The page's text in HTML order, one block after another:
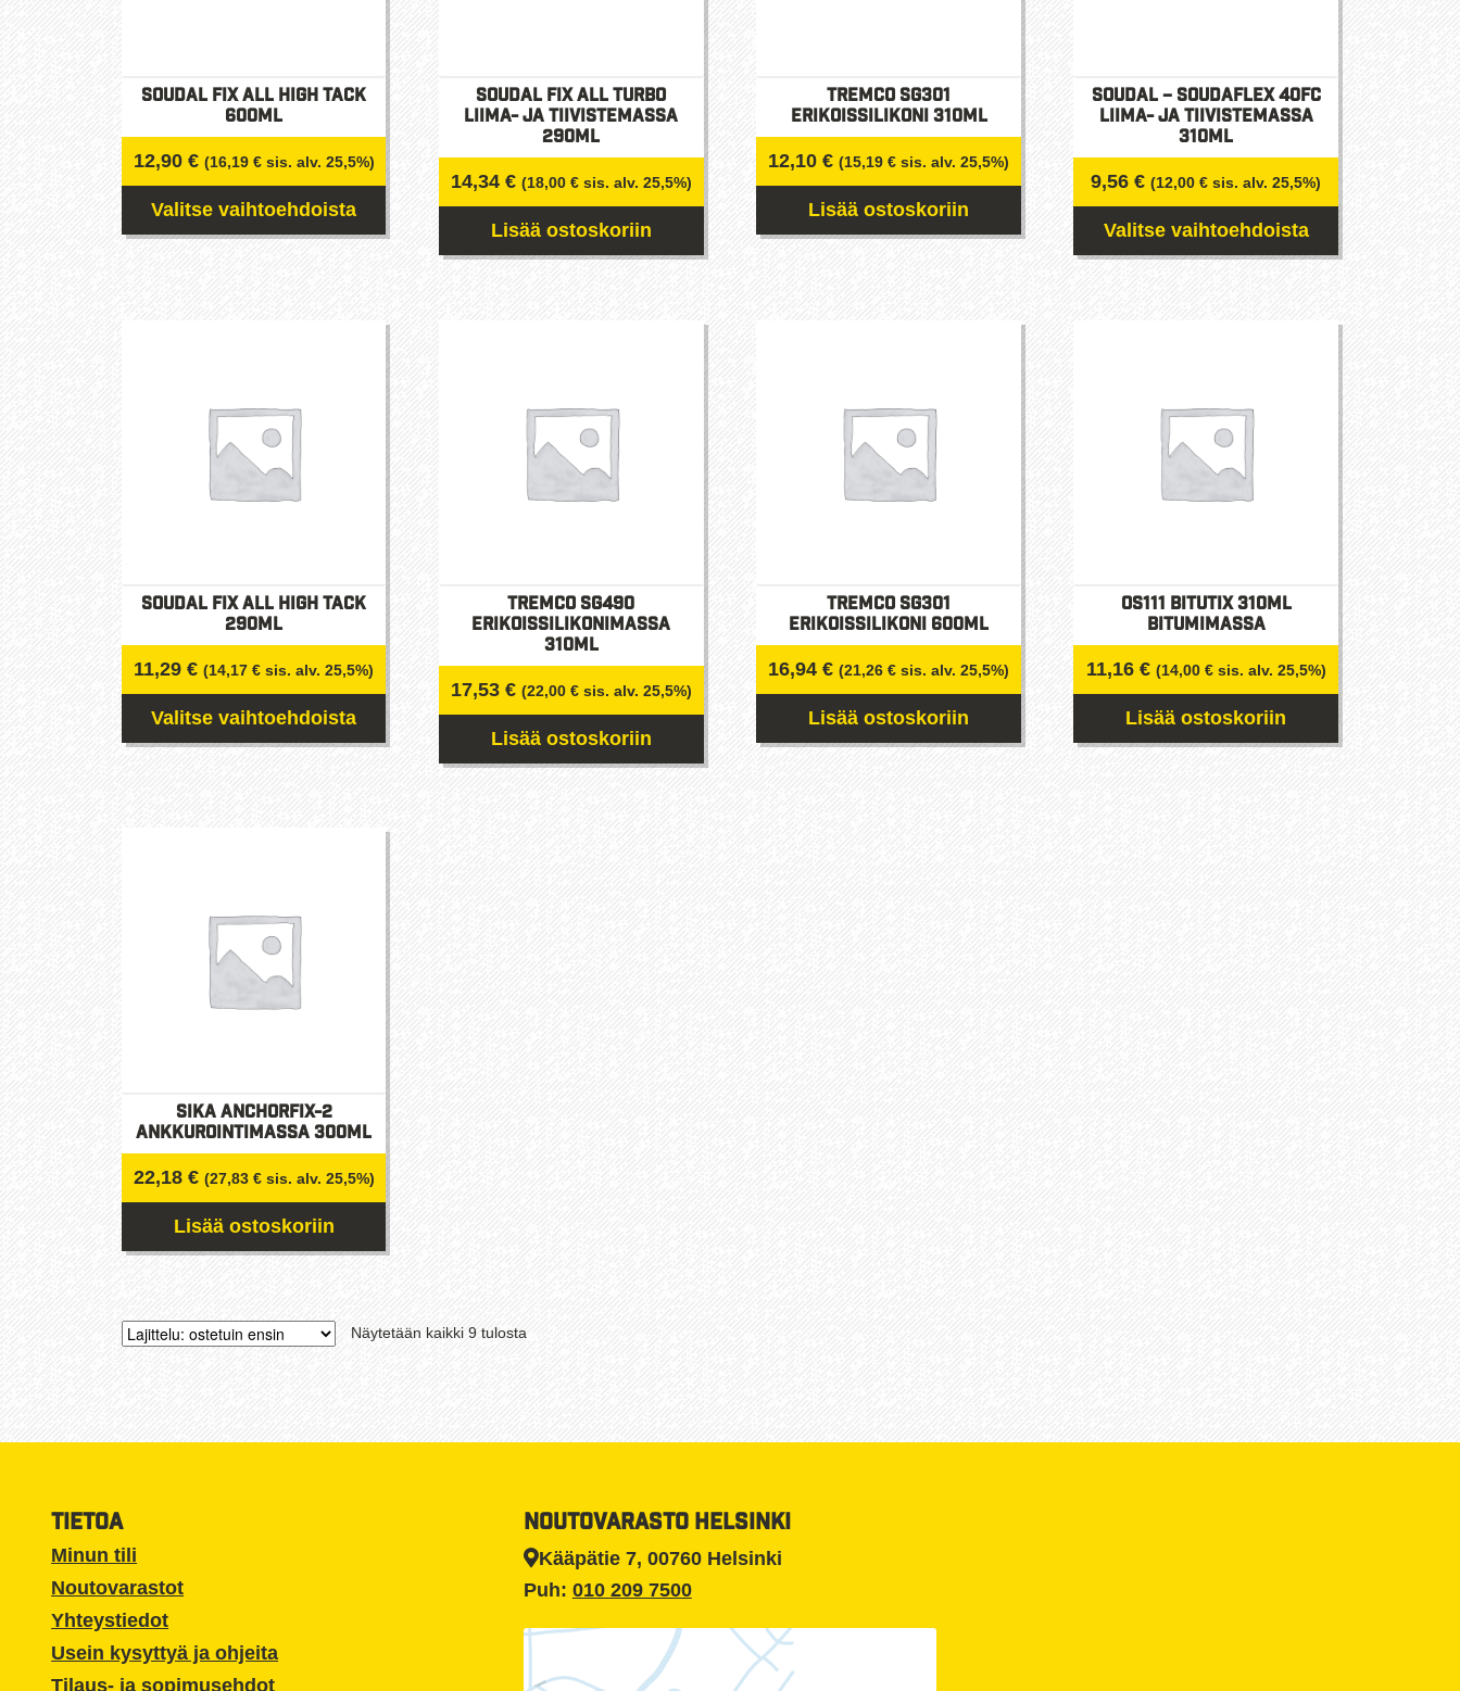
Soudal Fix All High Tack
600ml
12,90 € (16,19 €sis. alv. 25,5%)
Valitse vaihtoehdoista
valinnat
tuotteen
sivulla.
Soudal Fix All Turbo
liima- ja tiivistemassa
290ml
14,34 € (18,00 €sis. alv. 25,5%)
Lisää ostoskoriin
Tremco SG301
Erikoissilikoni 310ml
12,10€ (15,19€ sis. alv. 25,5%)
Lisää ostoskoriin
Soudal – Soudaflex 40FC
Liima- ja tiivistemassa
310ml
9,56€ (12,00€ sis. alv. 25,5%)
Valitse vaihtoehdoista
tehdä
valinnat
tuotteen
sivulla.
Soudal Fix All High Tack
290ml
11,29€ (14,17€ sis. alv. 25,5%)
Valitse vaihtoehdoista
valinnat
tuotteen
sivulla.
Tremco SG490
Erikoissilikonimassa
310ml
17,53 € (22,00 €sis. alv. 25,5%)
Lisää ostoskoriin
Tremco SG301
Erikoissilikoni 600ml
16,94€ (21,26€ sis. alv. 25,5%)
Lisää ostoskoriin
OS111 Bitutix 310ML
BITUMIMASSA
11,16 € (14,00 €sis. alv. 25,5%)
Lisää ostoskoriin
Sika AnchorFix-2
ankkurointimassa 300ml
22,18 € (27,83 €sis. alv. 25,5%)
Lisää ostoskoriin
Näytetään kaikki 9 tulosta
TIETOA
Minun tili
Noutovarastot
Yhteystiedot
Usein kysyttyä ja ohjeita
Tilaus- ja sopimusehdot
NOUTOVARASTO HELSINKI
Kääpätie 7, 00760 Helsinki
Puh: 010 209 7500